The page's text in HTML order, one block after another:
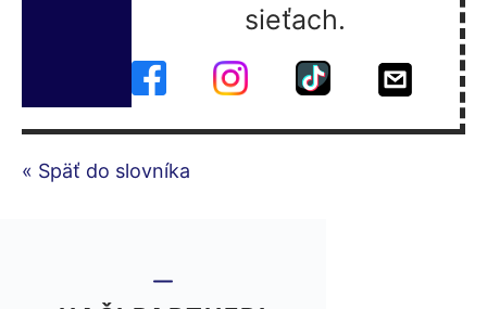
sieťach.
« Späť do slovníka